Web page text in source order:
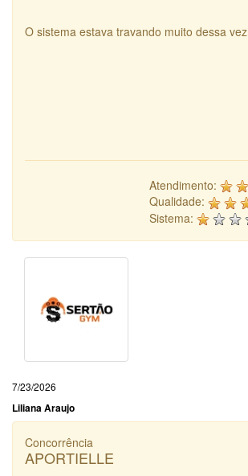
O sistema estava travando muito dessa vez
Atendimento:
Qualidade:
Sistema:
7/23/2026
Liliana Araujo
Concorrência
APORTIELLE